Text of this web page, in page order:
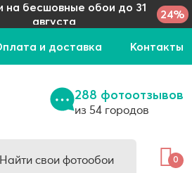
на бесшовные обои до 31
августа
24%
и доставка Контакты
288 фотоотзывов
из 54 городов
Найти свои фотообои 0